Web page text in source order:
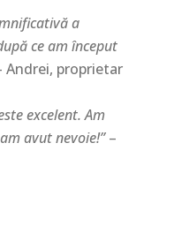
a
ce am început
Andrei, proprietar
excelent. Am
avut nevoie!”–